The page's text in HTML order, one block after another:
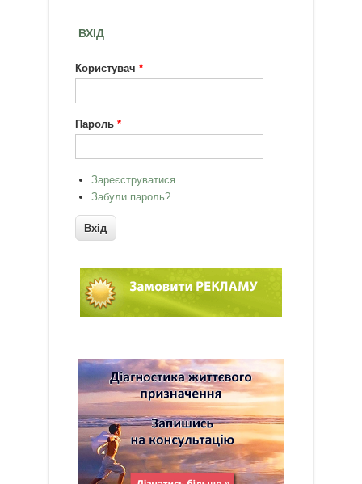
ВХІД
Користувач*
Пароль*
Зареєструватися
Забули пароль?